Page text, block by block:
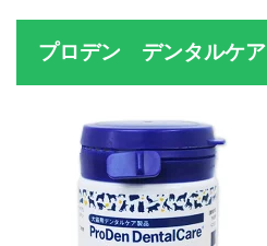
プロデン デンタルケア